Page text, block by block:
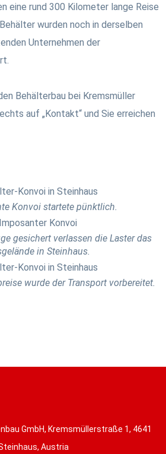
eine rund 300 Kilometer lange Reise
wurden noch in derselben
Unternehmen der
Behälterbau bei Kremsmüller
auf „Kontakt“ und Sie erreichen
Konvoi startete pünktlich.
gesichert verlassen die Laster das
in Steinhaus.
wurde der Transport vorbereitet.
GmbH, Kremsmüllerstraße 1, 4641
Austria